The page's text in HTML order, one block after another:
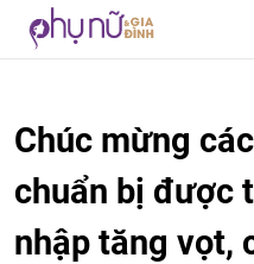
Chúc mừng
chuẩn bị được
nhập tăng vọt,